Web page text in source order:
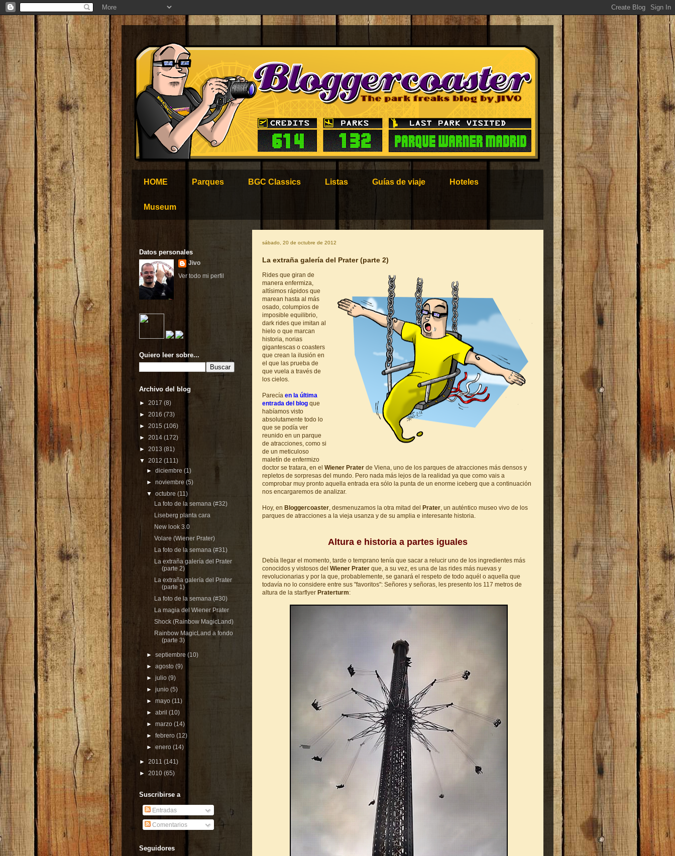
HOME Parques BGC Classics Listas Guías de viaje Hoteles
Museum
sábado, 20 de octubre de 2012
La extraña galería del Prater (parte 2)
Rides que giran de
manera enfermiza,
altísimos rápidos que
marean hasta al más
osado, columpios de
imposible equilibrio,
dark rides que imitan al
hielo o que marcan
historia, norias
gigantescas o coasters
que crean la ilusión en
el que las prueba de
que vuela a través de
los cielos.
Parecía en la última
entrada del blog que
habíamos visto
absolutamente todo lo
que se podía ver
reunido en un parque
de atracciones, como si
de un meticuloso
maletín de enfermizo
doctor se tratara, en el Wiener Prater de Viena, uno de los parques de atracciones más densos y
repletos de sorpresas del mundo. Pero nada más lejos de la realidad ya que como vais a
comprobar muy pronto aquella entrada era sólo la punta de un enorme iceberg que a continuación
nos encargaremos de analizar.
Hoy, en Bloggercoaster, desmenuzamos la otra mitad del Prater, un auténtico museo vivo de los
parques de atracciones a la vieja usanza y de su amplia e interesante historia.
Altura e historia a partes iguales
Debía llegar el momento, tarde o temprano tenía que sacar a relucir uno de los ingredientes más
conocidos y vistosos del Wiener Prater que, a su vez, es una de las rides más nuevas y
revolucionarias y por la que, probablemente, se ganará el respeto de todo aquél o aquella que
todavía no lo considere entre sus "favoritos": Señores y señoras, les presento los 117 metros de
altura de la starflyer Praterturm:
Datos personales
Jivo
Ver todo mi perfil
Quiero leer sobre...
Archivo del blog
► 2017 (8)
► 2016 (73)
► 2015 (106)
► 2014 (172)
► 2013 (81)
▼ 2012 (111)
►diciembre(1)
►noviembre(5)
▼octubre(11)
La foto de la semana (#32)
Liseberg planta cara
New look 3.0
Volare (Wiener Prater)
La foto de la semana (#31)
La extraña galería del Prater
(parte 2)
La extraña galería del Prater
(parte 1)
La foto de la semana (#30)
La magia del Wiener Prater
Shock (Rainbow MagicLand)
Rainbow MagicLand a fondo
(parte 3)
►septiembre(10)
►agosto(9)
►julio(9)
►junio(5)
►mayo(11)
►abril(10)
►marzo(14)
►febrero(12)
►enero(14)
► 2011 (141)
► 2010 (65)
Suscribirse a
Entradas
Comentarios
Seguidores